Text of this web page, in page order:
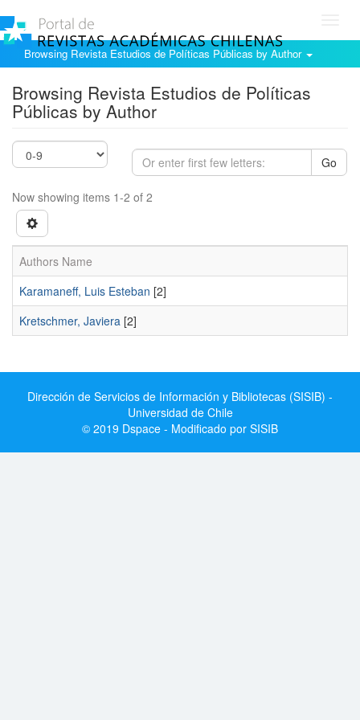
Browsing Revista Estudios de Políticas Públicas by Author
Browsing Revista Estudios de Políticas
Públicas by Author
Go
Now showing items 1-2 of 2
Authors Name
Karamaneff, Luis Esteban [2]
Kretschmer, Javiera [2]
Dirección de Servicios de Información y Bibliotecas (SISIB) -
Universidad de Chile
© 2019 Dspace - Modificado por SISIB